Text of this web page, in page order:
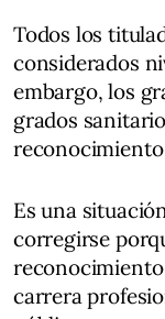
Todos los
considerados
embargo, los
grados
Es una
corregirse
carrera